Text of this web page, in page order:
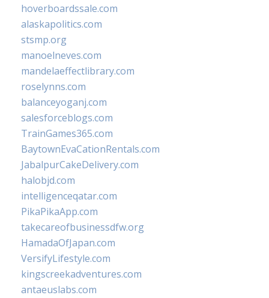
hoverboardssale.com
alaskapolitics.com
stsmp.org
manoelneves.com
mandelaeffectlibrary.com
roselynns.com
balanceyoganj.com
salesforceblogs.com
TrainGames365.com
BaytownEvaCationRentals.com
JabalpurCakeDelivery.com
halobjd.com
intelligenceqatar.com
PikaPikaApp.com
takecareofbusinessdfw.org
HamadaOfJapan.com
VersifyLifestyle.com
kingscreekadventures.com
antaeuslabs.com